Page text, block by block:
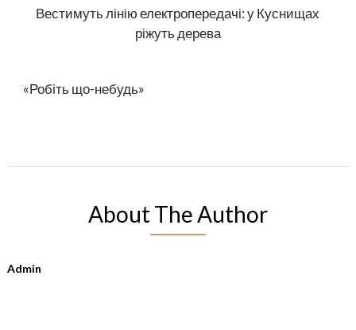
Вестимуть лінію електропередачі: у Куснищах
ріжуть дерева
«Робіть що-небудь»
About The Author
Admin